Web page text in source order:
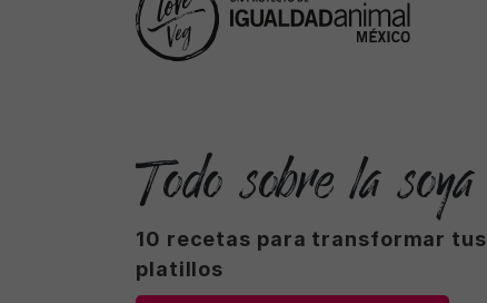
Todo sobre la soya
10 recetas para transformar tus
platillos